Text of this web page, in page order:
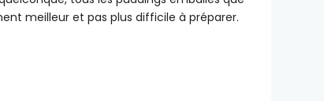
meilleur et pas plus difficile à préparer.